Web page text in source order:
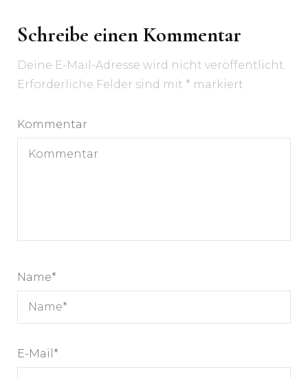
Schreibe einen Kommentar
Deine E-Mail-Adresse wird nicht veröffentlicht.
Erforderliche Felder sind mit * markiert
Kommentar
Name*
E-Mail *